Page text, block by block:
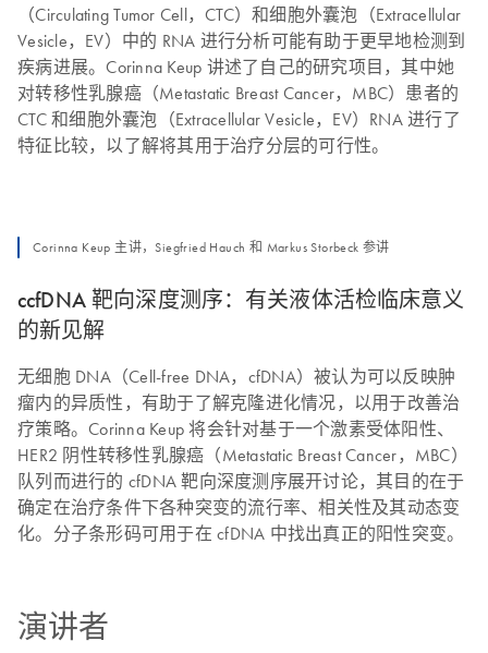
（Circulating Tumor Cell，CTC）和细胞外囊泡（Extracellular
Vesicle，EV）中的 RNA 进行分析可能有助于更早地检测到
疾病进展。Corinna Keup 讲述了自己的研究项目，其中她
对转移性乳腺癌（Metastatic Breast Cancer，MBC）患者的
CTC 和细胞外囊泡（Extracellular Vesicle，EV）RNA 进行了
特征比较，以了解将其用于治疗分层的可行性。
Corinna Keup 主讲，Siegfried Hauch 和 Markus Storbeck 参讲
ccfDNA 靶向深度测序：有关液体活检临床意义
的新见解
无细胞 DNA（Cell-free DNA，cfDNA）被认为可以反映肿
瘤内的异质性，有助于了解克隆进化情况，以用于改善治
疗策略。Corinna Keup 将会针对基于一个激素受体阳性、
HER2 阴性转移性乳腺癌（Metastatic Breast Cancer，MBC）
队列而进行的 cfDNA 靶向深度测序展开讨论，其目的在于
确定在治疗条件下各种突变的流行率、相关性及其动态变
化。分子条形码可用于在 cfDNA 中找出真正的阳性突变。
演讲者